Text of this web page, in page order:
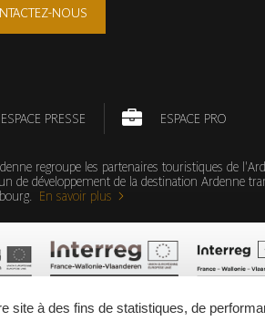
NOUS
ESPACE PRESSE ESPACE PRO
regroupe les partenaires touristiques de
de développement de la destination Ardenne
En savoir plus
site à des fins de statistiques, de